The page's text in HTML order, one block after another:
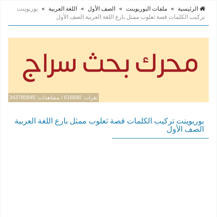
الرئيسية » ملفات البوربوينت » الصف الأول » اللغة العربية » بوربوينت
تركيب الكلمات قصة ثعلوب ممثل بارع اللغة العربية الصف الأول
نقرات: 616690 / مشاهدات: 343780945
بوربوينت تركيب الكلمات قصة ثعلوب ممثل بارع اللغة العربية
الصف الأول